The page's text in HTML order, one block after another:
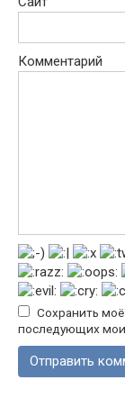
Комментарий
Сохранить моё
последующих